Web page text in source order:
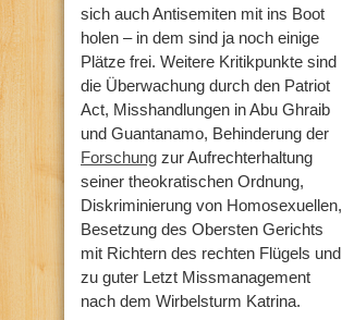
sich auch Antisemiten mit ins Boot
holen – in dem sind ja noch einige
Plätze frei. Weitere Kritikpunkte sind
die Überwachung durch den Patriot
Act, Misshandlungen in Abu Ghraib
und Guantanamo, Behinderung der
Forschung zur Aufrechterhaltung
seiner theokratischen Ordnung,
Diskriminierung von Homosexuellen,
Besetzung des Obersten Gerichts
mit Richtern des rechten Flügels und
zu guter Letzt Missmanagement
nach dem Wirbelsturm Katrina.